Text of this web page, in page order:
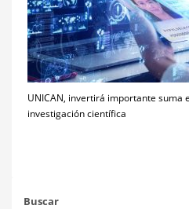
UNICAN, invertirá importante suma
investigación científica
Buscar